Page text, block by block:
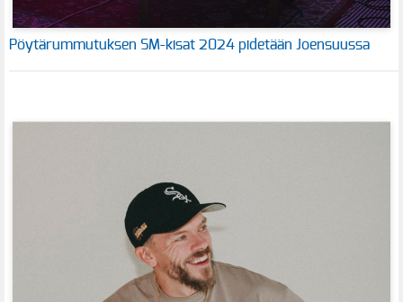
Pöytärummutuksen SM-kisat 2024 pidetään Joensuussa